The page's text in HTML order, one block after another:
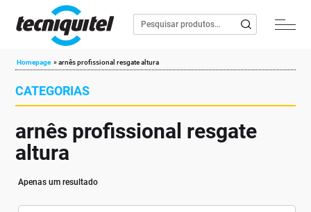
Homepage »arnês profissional resgate altura
CATEGORIAS
arnês profissional resgate
altura
Apenas um resultado